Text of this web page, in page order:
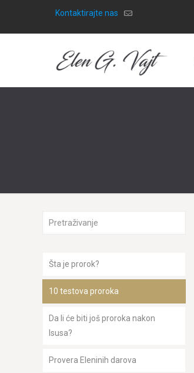
Kontaktirajte nas
Šta je prorok?
10 testova proroka
Da li će biti još proroka nakon
Isusa?
Provera Eleninih darova